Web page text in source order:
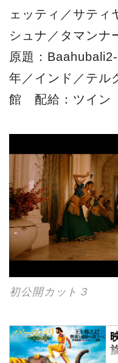
ェッティ／サティ
シュナ／タマンナ
原題：
年／インド／テル
館 配給：ツイン
初公開カット３